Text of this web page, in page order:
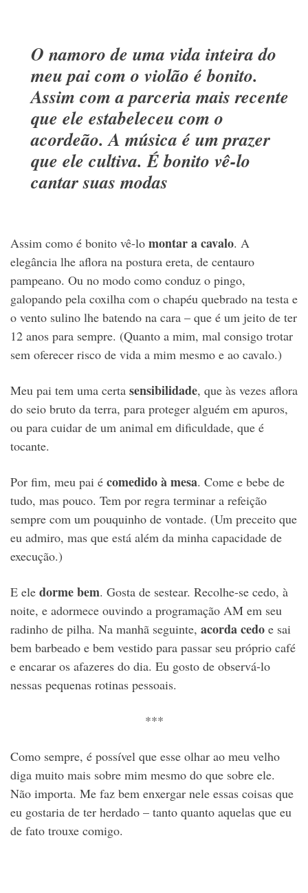
O namoro de uma vida inteira do
meu pai com o violão é bonito.
Assim com a parceria mais recente
que ele estabeleceu com o
acordeão. A música é um prazer
que ele cultiva. É bonito vê-lo
cantar suas modas
Assim como é bonito vê-lo montar a cavalo. A
elegância lhe aflora na postura ereta, de centauro
pampeano. Ou no modo como conduz o pingo,
galopando pela coxilha com o chapéu quebrado na testa e
o vento sulino lhe batendo na cara – que é um jeito de ter
12 anos para sempre. (Quanto a mim, mal consigo trotar
sem oferecer risco de vida a mim mesmo e ao cavalo.)
Meu pai tem uma certa sensibilidade, que às vezes aflora
do seio bruto da terra, para proteger alguém em apuros,
ou para cuidar de um animal em dificuldade, que é
tocante.
Por fim, meu pai é comedido à mesa. Come e bebe de
tudo, mas pouco. Tem por regra terminar a refeição
sempre com um pouquinho de vontade. (Um preceito que
eu admiro, mas que está além da minha capacidade de
execução.)
E ele dorme bem. Gosta de sestear. Recolhe-se cedo, à
noite, e adormece ouvindo a programação AM em seu
radinho de pilha. Na manhã seguinte, acorda cedo e sai
bem barbeado e bem vestido para passar seu próprio café
e encarar os afazeres do dia. Eu gosto de observá-lo
nessas pequenas rotinas pessoais.
***
Como sempre, é possível que esse olhar ao meu velho
diga muito mais sobre mim mesmo do que sobre ele.
Não importa. Me faz bem enxergar nele essas coisas que
eu gostaria de ter herdado – tanto quanto aquelas que eu
de fato trouxe comigo.